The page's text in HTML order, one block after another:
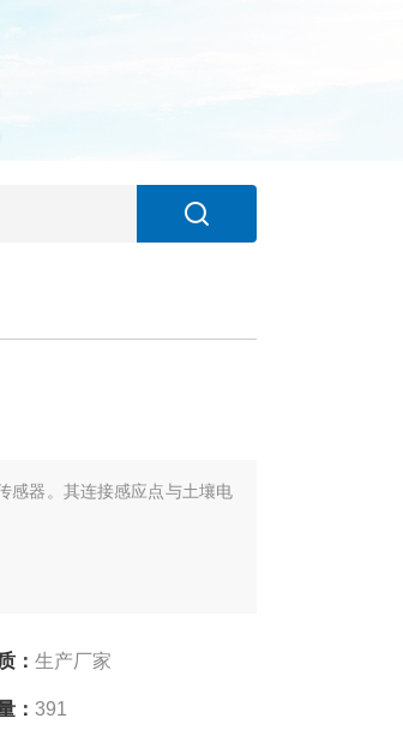
感器。其连接感应点与土壤电
： 生产厂家
： 391